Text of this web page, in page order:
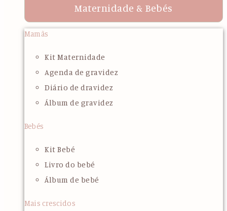
Maternidade & Bebés
Mamãs
Kit Maternidade
Agenda de gravidez
Diário de dravidez
Álbum de gravidez
Bebés
Kit Bebé
Livro do bebé
Álbum de bebé
Mais crescidos